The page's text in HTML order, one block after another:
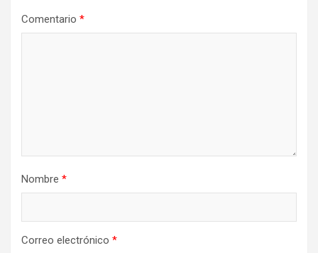
Comentario *
Nombre *
Correo electrónico *